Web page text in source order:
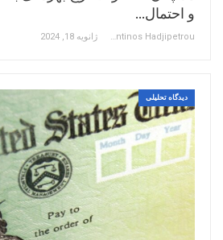
و احتمال…
ژانویه 18, 2024
دیدگاه تحلیلی